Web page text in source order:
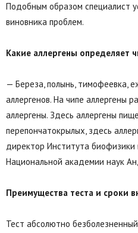
Подобным образом специалист
виновника проблем.
Какие аллергены определяет
— Береза, полынь, тимофеевка,
аллергенов. На чипе аллергены
аллергены. Здесь аллергены
перепончатокрылых, здесь
директор Института
Национальной академии наук
Преимущества теста и сроки
Тест абсолютно